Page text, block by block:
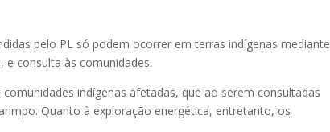
pelo PL só podem ocorrer em terras indígenas mediante
e consulta às comunidades.
indígenas afetadas, que ao serem consultadas
Quanto à exploração energética, entretanto, os